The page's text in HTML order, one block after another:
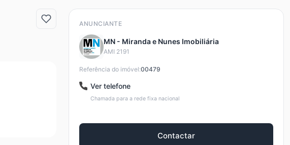
ANUNCIANTE
MN - Miranda e Nunes Imobiliária
AMI 2191
Referência do imóvel:00479
Ver telefone
Chamada para a rede fixa nacional
Contactar